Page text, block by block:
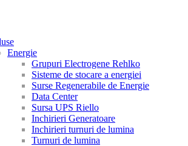
Energie
Grupuri Electrogene Rehlko
Sisteme de stocare a energiei
Surse Regenerabile de Energie
Data Center
Sursa UPS Riello
Inchirieri Generatoare
Inchirieri turnuri de lumina
Turnuri de lumina